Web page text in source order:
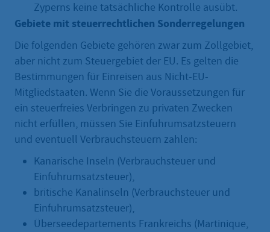
Zyperns keine tatsächliche Kontrolle ausübt.
Gebiete mit steuerrechtlichen Sonderregelungen
Die folgenden Gebiete gehören zwar zum Zollgebiet,
aber nicht zum Steuergebiet der EU. Es gelten die
Bestimmungen für Einreisen aus Nicht-EU-
Mitgliedstaaten. Wenn Sie die Voraussetzungen für
ein steuerfreies Verbringen zu privaten Zwecken
nicht erfüllen, müssen Sie Einfuhrumsatzsteuern
und eventuell Verbrauchsteuern zahlen:
Kanarische Inseln (Verbrauchsteuer und
Einfuhrumsatzsteuer),
britische Kanalinseln (Verbrauchsteuer und
Einfuhrumsatzsteuer),
Überseedepartements Frankreichs (Martinique,